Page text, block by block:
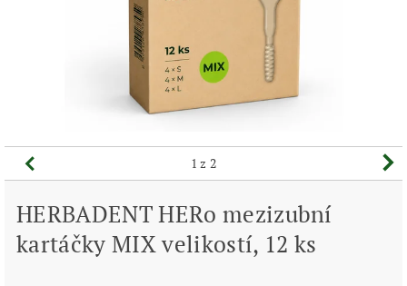
1 z 2
HERBADENT HERo mezizubní
kartáčky MIX velikostí, 12 ks